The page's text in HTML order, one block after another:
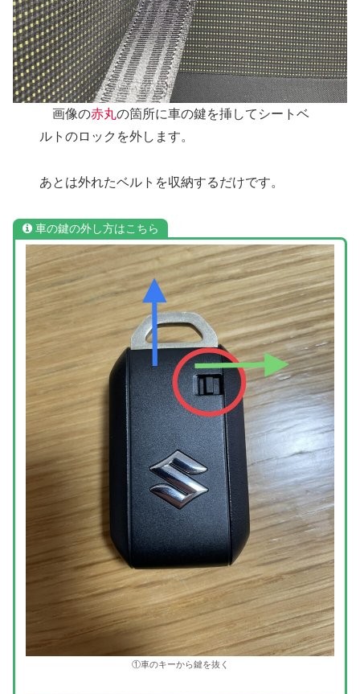
画像の赤丸の箇所に車の鍵を挿してシートベ
ルトのロックを外します。
あとは外れたベルトを収納するだけです。
車の鍵の外し方はこちら
①車のキーから鍵を抜く